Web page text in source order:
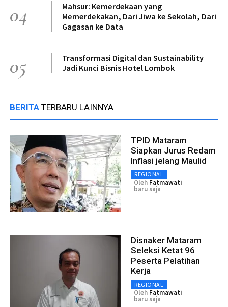
04
Mahsur: Kemerdekaan yang
Memerdekakan, Dari Jiwa ke Sekolah, Dari
Gagasan ke Data
05
Transformasi Digital dan Sustainability
Jadi Kunci Bisnis Hotel Lombok
BERITA TERBARU LAINNYA
TPID Mataram
Siapkan Jurus Redam
Inflasi jelang Maulid
REGIONAL
Oleh Fatmawati
baru saja
Disnaker Mataram
Seleksi Ketat 96
Peserta Pelatihan
Kerja
REGIONAL
Oleh Fatmawati
baru saja